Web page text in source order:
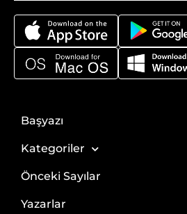
Başyazı
Kategoriler
Önceki Sayılar
Yazarlar